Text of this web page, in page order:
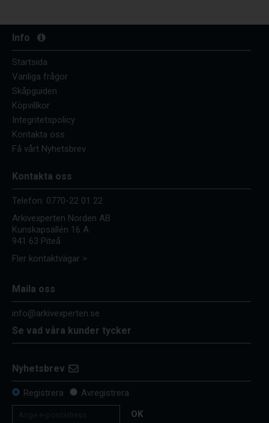
Info
Startsida
Vanliga frågor
Skåpguiden
Köpvillkor
Integritetspolicy
Kontakta oss
Få vårt Nyhetsbrev
Kontakta oss
Telefon: 0770-22 01 22
Arkivexperten Norden AB
Kunskapsallén 16 A
941 63 Piteå
Fler kontaktvägar >
Maila oss
info@arkivexperten.se
Se vad våra kunder tycker
Nyhetsbrev
Registrera
Avregistrera
OK